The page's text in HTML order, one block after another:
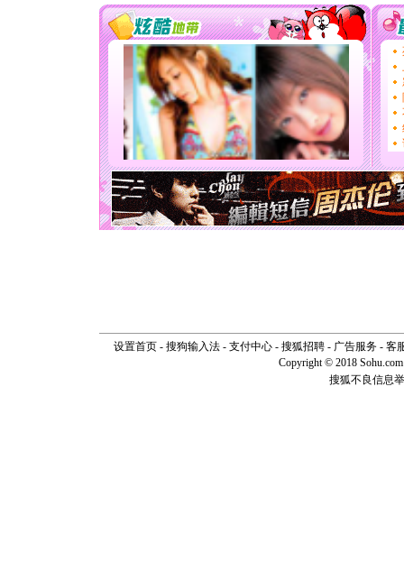
[春节]风
颜！冬
道一声平
[春节]
传
片叶子
送你一
[圣诞节]
你太多
要平安
[圣诞节]
能正大
天都要快
[圣诞节]
如意,快
[元旦]看
卖了。水
[春节] 风
颜！冬去
设置首页- 搜狗输入法- 支付中心- 搜狐招聘- 广告服务- 客
Copyright © 2018
搜狐不良信息